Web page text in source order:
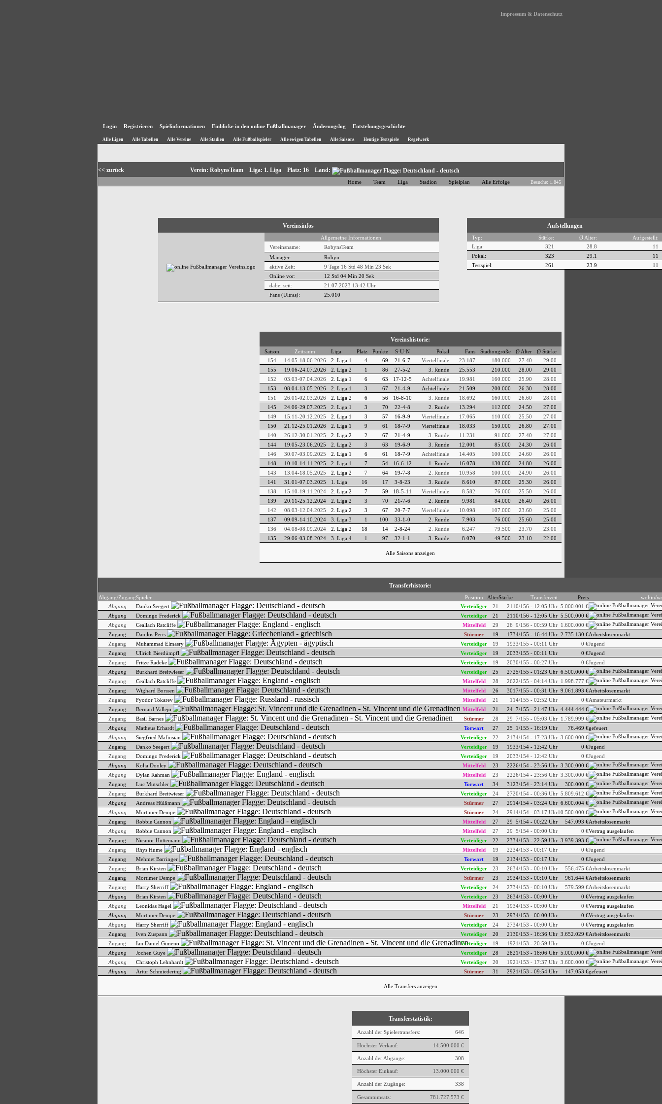
Impressum & Datenschutz
Login Registrieren Spielinformationen Einblicke in den online Fußballmanager Änderungslog Entstehungsgeschichte
Alle Ligen Alle Tabellen Alle Vereine Alle Stadien Alle Fußballspieler Alle ewigen Tabellen Alle Saisons Heutige Testspiele Regelwerk
<< zurück Verein: RobynsTeam Liga: 1. Liga Platz: 16 Land:
Home Team Liga Stadion Spielplan Alle Erfolge Besuche: 1.845
Vereinsinfos
Allgemeine Informationen:
Vereinsname:
RobynsTeam
Manager:
Robyn
aktive Zeit:
9 Tage 16 Std 48 Min 23 Sek
Online vor:
12 Std 04 Min 21 Sek
dabei seit:
21.07.2023 13:42 Uhr
Fans (Ultras):
25.010
Aufstellungen
Typ: Stärke: Ø Alter:
Aufgestellt:
Liga:
321 28.8
11
Pokal:
323 29.1
11
Testspiel:
261 23.9 11
Vereinshistorie:
Saison Zeitraum Liga Platz Punkte S-U-N Pokal Fans Stadiongröße Ø Alter
Ø Stärke
154
14.05-18.06.2026 2. Liga 1 4 69 21-6-7 Viertelfinale 23.187 180.000 27.40
29.00
155
19.06-24.07.2026 2. Liga 2 1 86 27-5-2 3. Runde 25.553 210.000 28.00
29.00
152
03.03-07.04.2026 2. Liga 1 6 63 17-12-5 Achtelfinale 19.981 160.000 25.90
28.00
153
08.04-13.05.2026 2. Liga 1 3 67 21-4-9 Achtelfinale 21.509 200.000 26.30
28.00
151
26.01-02.03.2026 2. Liga 2 6 56 16-8-10 3. Runde 18.692 160.000 26.60
28.00
145
24.06-29.07.2025 2. Liga 1 3 70 22-4-8 2. Runde 13.294 112.000 24.50
27.00
149
15.11-20.12.2025 2. Liga 1 3 57 16-9-9 Viertelfinale 17.065 110.000 25.50
27.00
150
21.12-25.01.2026 2. Liga 1 9 61 18-7-9 Viertelfinale 18.033 150.000 26.80
27.00
140
26.12-30.01.2025 2. Liga 2 2 67 21-4-9 3. Runde 11.231 91.000 27.40
27.00
144
19.05-23.06.2025 2. Liga 2 3 63 19-6-9 3. Runde 12.001 85.000 24.30
26.00
146
30.07-03.09.2025 2. Liga 1 6 61 18-7-9 Achtelfinale 14.405 100.000 24.60
26.00
148
10.10-14.11.2025 2. Liga 1 7 54 16-6-12 1. Runde 16.078 130.000 24.80
26.00
143
13.04-18.05.2025 2. Liga 2 7 64 19-7-8 2. Runde 10.958 100.000 24.90
26.00
141
31.01-07.03.2025 1. Liga 16 17 3-8-23 3. Runde 8.610 87.000 25.30
26.00
138
15.10-19.11.2024 2. Liga 2 7 59 18-5-11 Viertelfinale 8.582 76.000 25.50
26.00
139
20.11-25.12.2024 2. Liga 2 3 70 21-7-6 2. Runde 9.981 84.000 26.40
26.00
142
08.03-12.04.2025 2. Liga 2 3 67 20-7-7 Viertelfinale 10.098 107.000 23.60
25.00
137
09.09-14.10.2024 3. Liga 3 1 100 33-1-0 2. Runde 7.903 76.000 25.60
25.00
136
04.08-08.09.2024 2. Liga 2 18 14 2-8-24 2. Runde 6.247 79.500 23.70
23.00
135
29.06-03.08.2024 3. Liga 4 1 97 32-1-1 3. Runde 8.070 49.500 23.10 22.00
Alle Saisons anzeigen
Transferhistorie:
Abgang/ZugangSpieler Position AlterStärke Transferzeit Preis
wohin/
Abgang
Danko Seegert Verteidiger 21 21 10/156 - 12:05 Uhr 5.000.001 €
Abgang
Domingo Frederick Verteidiger 21 21 10/156 - 12:05 Uhr 5.500.000 €
Abgang
Ceallach Ratcliffe Mittelfeld 29 26 9/156 - 00:59 Uhr 1.600.000 €
Zugang
Danilos Peris Stürmer 19 1734/155 - 16:44 Uhr 2.735.130 €Arbeitslosenmarkt
Zugang
Muhammad Elmasry Verteidiger 19 1933/155 - 00:11 Uhr 0 €Jugend
Zugang
Ullrich Bierdümpfl Verteidiger 19 2033/155 - 00:11 Uhr 0 €Jugend
Zugang
Fritze Radeke Verteidiger 19 2030/155 - 00:27 Uhr 0 €Jugend
Abgang
Burkhard Breitwieser Verteidiger 25 2725/155 - 01:23 Uhr 6.500.000 €
Zugang
Ceallach Ratcliffe Mittelfeld 28 2622/155 - 04:14 Uhr 1.998.777 €
Zugang
Wighard Borssen Mittelfeld 26 3017/155 - 00:31 Uhr 9.061.893 €Arbeitslosenmarkt
Zugang
Fyodor Tokarev Mittelfeld 21 1 14/155 - 02:52 Uhr 0 €Amateurmarkt
Zugang
Bernard Vallejo Mittelfeld 21 24 7/155 - 21:47 Uhr 4.444.444 €
Zugang
Basil Barnes Stürmer 28 29 7/155 - 05:03 Uhr 1.789.999 €
Abgang
Matheus Erhardt Torwart 27 25 1/155 - 16:19 Uhr 76.469 €gefeuert
Abgang
Siegfried Mafiosian Verteidiger 22 2134/154 - 17:23 Uhr 3.600.000 €
Zugang
Danko Seegert Verteidiger 19 1933/154 - 12:42 Uhr 0 €Jugend
Zugang
Domingo Frederick Verteidiger 19 2033/154 - 12:42 Uhr 0 €Jugend
Abgang
Kolja Dooley Mittelfeld 23 2226/154 - 23:56 Uhr 3.300.000 €
Abgang
Dylan Rahman Mittelfeld 23 2226/154 - 23:56 Uhr 3.300.000 €
Zugang
Luc Mutschler Torwart 34 3123/154 - 23:14 Uhr
300.000 €
Zugang
Burkhard Breitwieser Verteidiger 24 2720/154 - 00:36 Uhr 5.809.612 €
Abgang
Andreas Hülßmann Stürmer 27 2914/154 - 03:24 Uhr 6.600.004 €
Abgang
Mortimer Dempe Stürmer 24 2914/154 - 03:17 Uhr10.500.000 €
Zugang
Robbie Cannon Mittelfeld 27 29 5/154 - 00:22 Uhr 547.093 €Arbeitslosenmarkt
Abgang
Robbie Cannon Mittelfeld 27 29 5/154 - 00:00 Uhr 0 €Vertrag ausgelaufen
Zugang
Nicanor Hüttemann Verteidiger 22 2334/153 - 22:59 Uhr 3.939.393 €
Zugang
Rhys Hume Mittelfeld 19 2234/153 - 00:17 Uhr 0 €Jugend
Zugang
Mehmet Barringer Torwart 19 2134/153 - 00:17 Uhr 0 €Jugend
Zugang
Brian Kirsten Verteidiger 23 2634/153 - 00:10 Uhr 556.475 €Arbeitslosenmarkt
Zugang
Mortimer Dempe Stürmer 23 2934/153 - 00:10 Uhr 961.644 €Arbeitslosenmarkt
Zugang
Harry Sherriff Verteidiger 24 2734/153 - 00:10 Uhr 579.599 €Arbeitslosenmarkt
Abgang
Brian Kirsten Verteidiger 23 2634/153 - 00:00 Uhr 0 €Vertrag ausgelaufen
Abgang
Leonidas Hagel Mittelfeld 21 1934/153 - 00:00 Uhr 0 €Vertrag ausgelaufen
Abgang
Mortimer Dempe Stürmer 23 2934/153 - 00:00 Uhr 0 €Vertrag ausgelaufen
Abgang
Harry Sherriff Verteidiger 24 2734/153 - 00:00 Uhr 0 €Vertrag ausgelaufen
Zugang
Iven Zuspann Verteidiger 20 2130/153 - 16:36 Uhr 3.652.029 €Arbeitslosenmarkt
Zugang
Ian Daniel Gimeno Verteidiger 19 1921/153 - 20:59 Uhr 0 €Jugend
Abgang
Jochen Guye Verteidiger 28 2821/153 - 18:06 Uhr 5.000.000 €
Abgang
Christoph Lehnhardt Verteidiger 20 1921/153 - 17:37 Uhr 3.600.000 €
Abgang
Artur Schmiedering Stürmer 31 2921/153 - 09:54 Uhr 147.053 €gefeuert
Alle Transfers anzeigen
Transferstatistik:
Anzahl der Spielertransfers: 646
Höchster Verkauf: 14.500.000 €
Anzahl der Abgänge: 308
Höchster Einkauf: 13.000.000 €
Anzahl der Zugänge: 338
Gesamtumsatz: 781.727.573 €